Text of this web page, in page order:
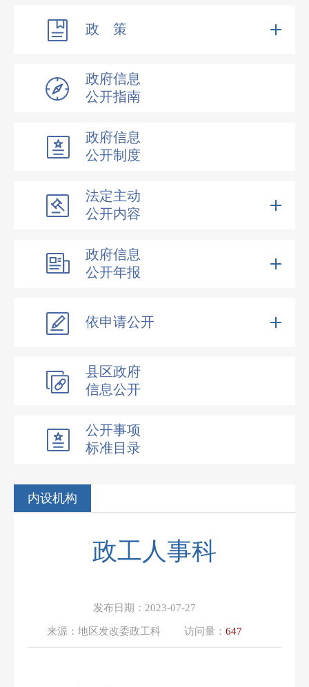
政 策
政府信息
公开指南
政府信息
公开制度
法定主动
公开内容
政府信息
公开年报
依申请公开
县区政府
信息公开
公开事项
标准目录
内设机构
政工人事科
发布日期： 2023-07-27
来源： 地区发改委政工科 访问量： 647